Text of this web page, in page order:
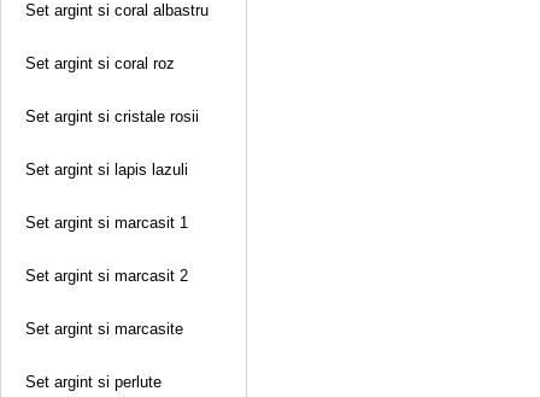
Set argint si coral albastru
Set argint si coral roz
Set argint si cristale rosii
Set argint si lapis lazuli
Set argint si marcasit 1
Set argint si marcasit 2
Set argint si marcasite
Set argint si perlute